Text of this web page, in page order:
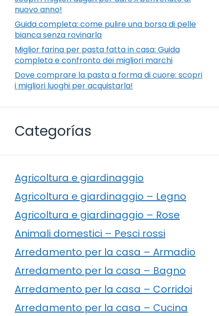
nuovo anno!
Guida completa: come pulire una borsa di pelle
bianca senza rovinarla
Miglior farina per pasta fatta in casa: Guida
completa e confronto dei migliori marchi
Dove comprare la pasta a forma di cuore: scopri
i migliori luoghi per acquistarla!
Categorías
Agricoltura e giardinaggio
Agricoltura e giardinaggio – Legno
Agricoltura e giardinaggio – Rose
Animali domestici – Pesci rossi
Arredamento per la casa – Armadio
Arredamento per la casa – Bagno
Arredamento per la casa – Corridoi
Arredamento per la casa – Cucina